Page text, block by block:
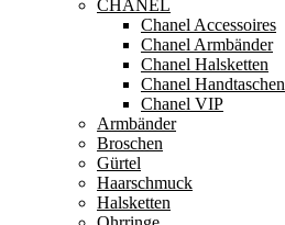
CHANEL
Chanel Accessoires
Chanel Armbänder
Chanel Halsketten
Chanel Handtaschen
Chanel VIP
Armbänder
Broschen
Gürtel
Haarschmuck
Halsketten